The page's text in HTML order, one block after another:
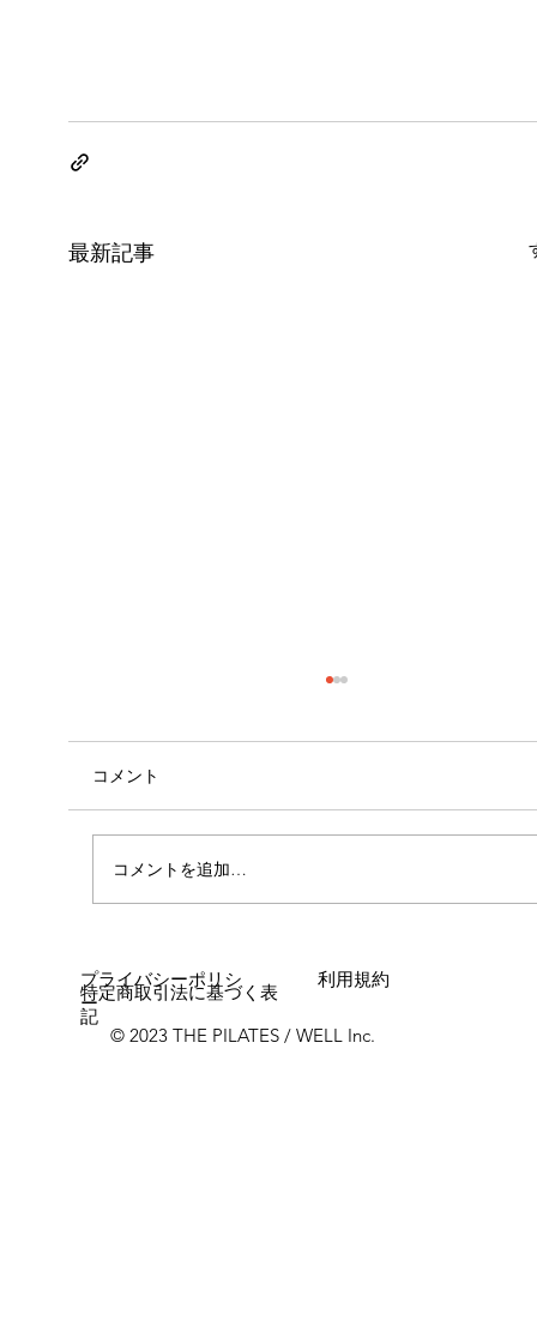
最新記事
自己紹介
コメント
コメントを追加…
© 2023 THE PILATES / WELL Inc.
プライバシーポリシ
ー
利用規約
特定商取引法に基づく表
記